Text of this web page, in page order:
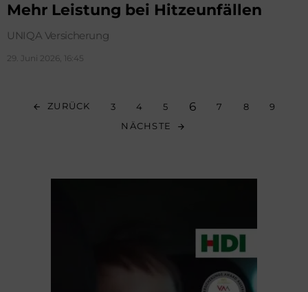
Mehr Leistung bei Hitzeunfällen
UNIQA Versicherung
29. Juni 2026, 16:45
ZURÜCK 3 4 5 6 7 8
9
NÄCHSTE